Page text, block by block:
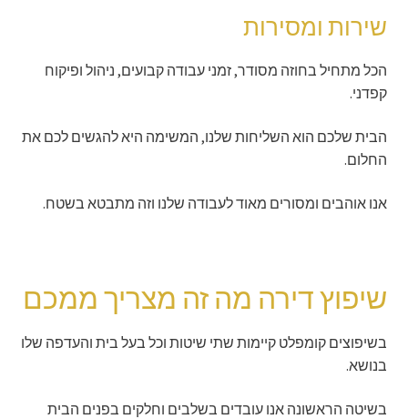
שירות ומסירות
הכל מתחיל בחוזה מסודר, זמני עבודה קבועים, ניהול ופיקוח
קפדני.
הבית שלכם הוא השליחות שלנו, המשימה היא להגשים לכם את
החלום.
אנו אוהבים ומסורים מאוד לעבודה שלנו וזה מתבטא בשטח.
שיפוץ דירה מה זה מצריך ממכם
בשיפוצים קומפלט קיימות שתי שיטות וכל בעל בית והעדפה שלו
בנושא.
בשיטה הראשונה אנו עובדים בשלבים וחלקים בפנים הבית